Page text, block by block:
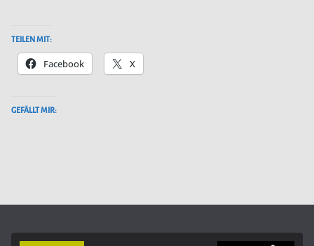
TEILEN MIT:
Facebook X
GEFÄLLT MIR: